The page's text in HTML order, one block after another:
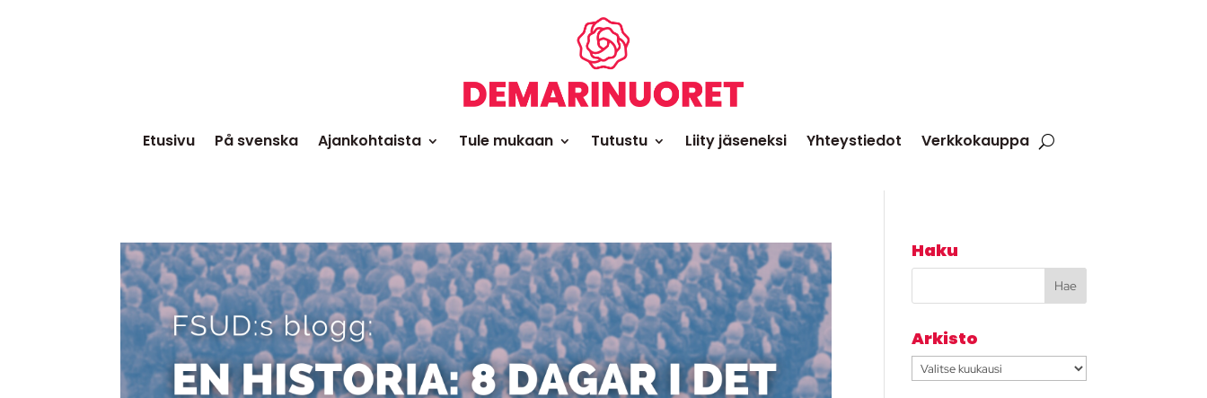
Etusivu På svenska Ajankohtaista Tule mukaan Tutustu Liity jäseneksi Yhteystiedot Verkkokauppa
Haku
Arkisto
Arkisto